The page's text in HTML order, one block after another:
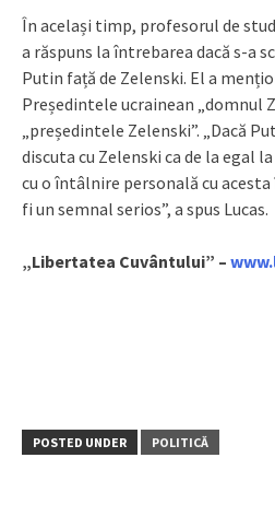
În același timp, profesorul de
a răspuns la întrebarea dacă s-a
Putin față de Zelenski. El a
Președintele ucrainean „domnul
„președintele Zelenski”. „Dacă
discuta cu Zelenski ca de la egal
cu o întâlnire personală cu acesta
fi un semnal serios”, a spus Lucas.
„Libertatea Cuvântului” –
POSTED UNDER POLITICĂ